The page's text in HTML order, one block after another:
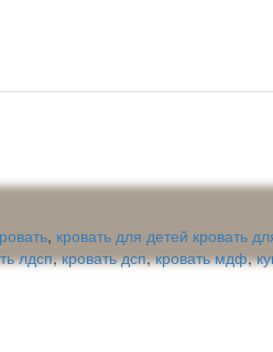
, кровать для детей кровать
лдсп,кровать дсп,кровать мдф,